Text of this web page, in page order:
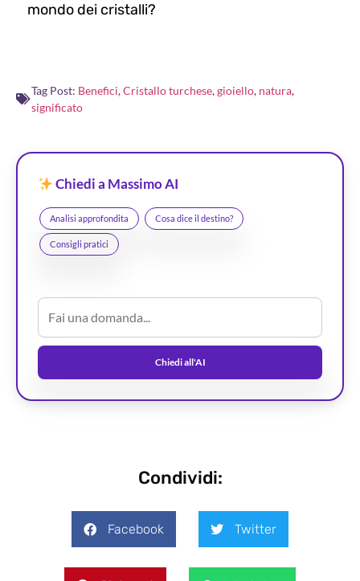
mondo dei cristalli?
Tag Post: Benefici,Cristallo turchese,gioiello, natura,
significato
Chiedi a Massimo AI
Analisi approfondita Cosa dice il destino?
Consigli pratici
Chiedi all'AI
Condividi:
Facebook Twitter